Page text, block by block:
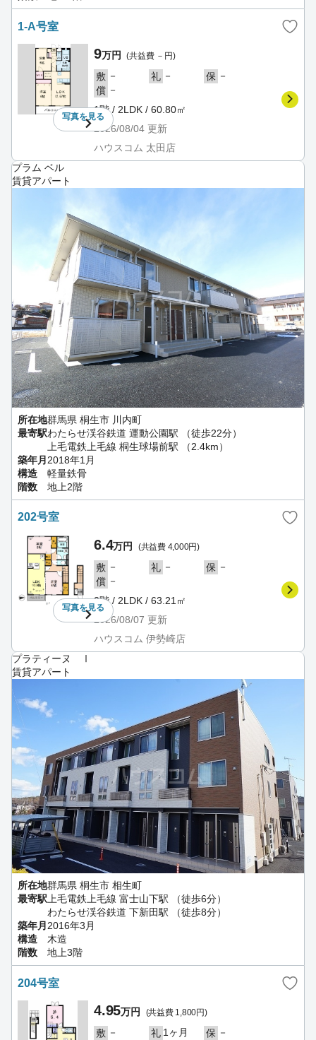
1-A号室
写真を見る
9万円 (共益費 －円)
敷 － 礼 － 保 －
償 －
1階 / 2LDK / 60.80㎡
2026/08/04 更新
ハウスコム 太田店
プラム ベル
賃貸アパート
所在地群馬県 桐生市 川内町
最寄駅わたらせ渓谷鉄道 運動公園駅 （徒歩22分）
上毛電鉄上毛線 桐生球場前駅 （2.4km）
築年月2018年1月
構造
軽量鉄骨
階数
地上2階
202号室
写真を見る
6.4万円 (共益費 4,000円)
敷 － 礼 － 保 －
償 －
2階 / 2LDK / 63.21㎡
2026/08/07 更新
ハウスコム 伊勢崎店
プラティーヌ Ⅰ
賃貸アパート
所在地群馬県 桐生市 相生町
最寄駅 上毛電鉄上毛線 富士山下駅 （徒歩6分）
わたらせ渓谷鉄道 下新田駅 （徒歩8分）
築年月 2016年3月
構造
木造
階数
地上3階
204号室
4.95万円 (共益費 1,800円)
敷 － 礼 1ヶ月 保 －